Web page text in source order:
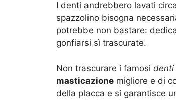
I denti andrebbero lavati
spazzolino bisogna
potrebbe non bastare:
gonfiarsi sì trascurate.
Non trascurare i famosi denti
masticazione migliore e di
della placca e si garantisce